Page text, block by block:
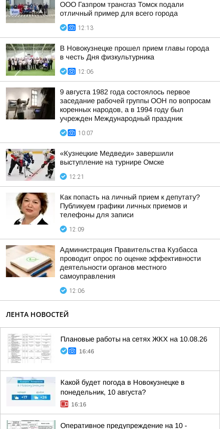
ООО Газпром трансгаз Томск подали
отличный пример для всего города
12:13
В Новокузнецке прошел прием главы города
в честь Дня физкультурника
12:06
9 августа 1982 года состоялось первое
заседание рабочей группы ООН по вопросам
коренных народов, а в 1994 году был
учрежден Международный праздник
10:07
«Кузнецкие Медведи» завершили
выступление на турнире Омске
12:21
Как попасть на личный прием к депутату?
Публикуем графики личных приемов и
телефоны для записи
12:09
Администрация Правительства Кузбасса
проводит опрос по оценке эффективности
деятельности органов местного
самоуправления
12:06
ЛЕНТА НОВОСТЕЙ
Плановые работы на сетях ЖКХ на 10.08.26
16:46
Какой будет погода в Новокузнецке в
понедельник, 10 августа?
16:16
Оперативное предупреждение на 10 -